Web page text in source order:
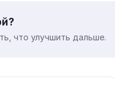
что улучшить дальше.